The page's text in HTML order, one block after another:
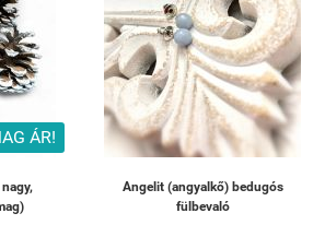
ÁR!
Angelit (angyalkő) bedugós
fülbevaló